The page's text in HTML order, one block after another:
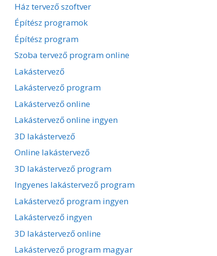
Ház tervező szoftver
Építész programok
Építész program
Szoba tervező program online
Lakástervező
Lakástervező program
Lakástervező online
Lakástervező online ingyen
3D lakástervező
Online lakástervező
3D lakástervező program
Ingyenes lakástervező program
Lakástervező program ingyen
Lakástervező ingyen
3D lakástervező online
Lakástervező program magyar